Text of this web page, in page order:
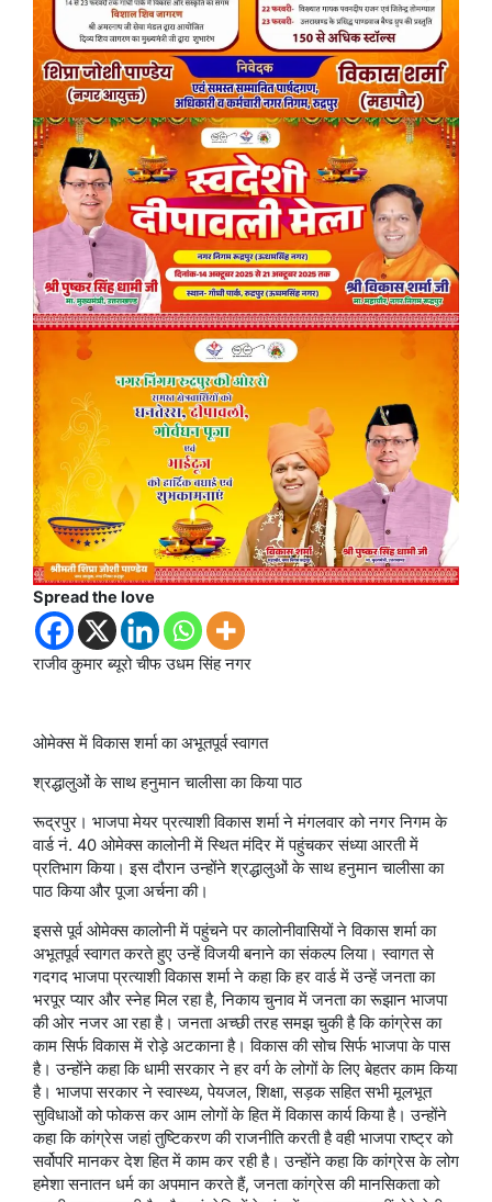
Spread the love
राजीव कुमार ब्यूरो चीफ उधम सिंह नगर
ओमेक्स में विकास शर्मा का अभूतपूर्व स्वागत
श्रद्धालुओं के साथ हनुमान चालीसा का किया पाठ
रूद्रपुर। भाजपा मेयर प्रत्याशी विकास शर्मा ने मंगलवार को नगर निगम के
वार्ड नं. 40 ओमेक्स कालोनी में स्थित मंदिर में पहुंचकर संध्या आरती में
प्रतिभाग किया। इस दौरान उन्होंने श्रद्धालुओं के साथ हनुमान चालीसा का
पाठ किया और पूजा अर्चना की।
इससे पूर्व ओमेक्स कालोनी में पहुंचने पर कालोनीवासियों ने विकास शर्मा का
अभूतपूर्व स्वागत करते हुए उन्हें विजयी बनाने का संकल्प लिया। स्वागत से
गदगद भाजपा प्रत्याशी विकास शर्मा ने कहा कि हर वार्ड में उन्हें जनता का
भरपूर प्यार और स्नेह मिल रहा है, निकाय चुनाव में जनता का रूझान भाजपा
की ओर नजर आ रहा है। जनता अच्छी तरह समझ चुकी है कि कांग्रेस का
काम सिर्फ विकास में रोड़े अटकाना है। विकास की सोच सिर्फ भाजपा के पास
है। उन्होंने कहा कि धामी सरकार ने हर वर्ग के लोगों के लिए बेहतर काम किया
है। भाजपा सरकार ने स्वास्थ्य, पेयजल, शिक्षा, सड़क सहित सभी मूलभूत
सुविधाओं को फोकस कर आम लोगों के हित में विकास कार्य किया है। उन्होंने
कहा कि कांग्रेस जहां तुष्टिकरण की राजनीति करती है वही भाजपा राष्ट्र को
सर्वोपरि मानकर देश हित में काम कर रही है। उन्होंने कहा कि कांग्रेस के लोग
हमेशा सनातन धर्म का अपमान करते हैं, जनता कांग्रेस की मानसिकता को